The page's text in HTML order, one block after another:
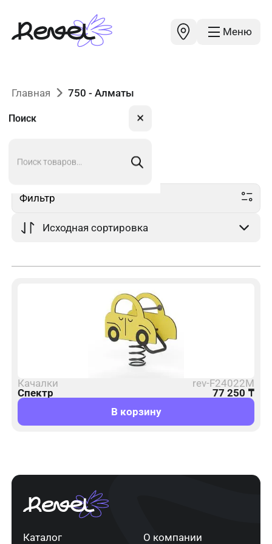
Меню
Поиск ✕
Главная 750 - Алматы
750в Алматы
Фильтр
Качалки
rev-F24022M
Спектр
77 250 ₸
В корзину
Каталог О компании